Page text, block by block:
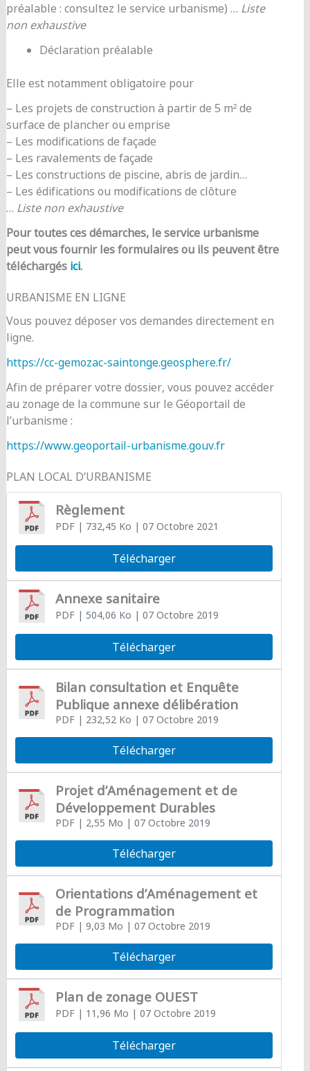
préalable : consultez le service urbanisme) … Liste
non exhaustive
Déclaration préalable
Elle est notamment obligatoire pour
– Les projets de construction à partir de 5 m² de
surface de plancher ou emprise
– Les modifications de façade
– Les ravalements de façade
– Les constructions de piscine, abris de jardin…
– Les édifications ou modifications de clôture
… Liste non exhaustive
Pour toutes ces démarches, le service urbanisme
peut vous fournir les formulaires ou ils peuvent être
téléchargés ici.
URBANISME EN LIGNE
Vous pouvez déposer vos demandes directement en
ligne.
https://cc-gemozac-saintonge.geosphere.fr/
Afin de préparer votre dossier, vous pouvez accéder
au zonage de la commune sur le Géoportail de
l’urbanisme :
https://www.geoportail-urbanisme.gouv.fr
PLAN LOCAL D’URBANISME
Règlement
PDF| 732,45 Ko | 07 Octobre 2021
Télécharger
Annexe sanitaire
PDF| 504,06 Ko | 07 Octobre 2019
Télécharger
Bilan consultation et Enquête
Publique annexe délibération
PDF| 232,52 Ko | 07 Octobre 2019
Télécharger
Projet d’Aménagement et de
Développement Durables
PDF| 2,55 Mo | 07 Octobre 2019
Télécharger
Orientations d’Aménagement et
de Programmation
PDF| 9,03 Mo | 07 Octobre 2019
Télécharger
Plan de zonage OUEST
PDF| 11,96 Mo | 07 Octobre 2019
Télécharger